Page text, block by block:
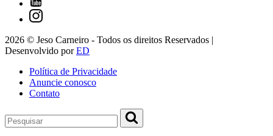
2026 © Jeso Carneiro - Todos os direitos Reservados |
Desenvolvido porED
Política de Privacidade
Anuncie conosco
Contato